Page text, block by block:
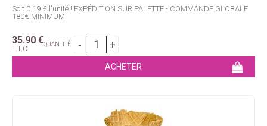
Soit 0.19 € l'unité ! EXPÉDITION SUR PALETTE - COMMANDE GLOBALE
180€ MINIMUM
35.90 €
T.T.C. QUANTITÉ